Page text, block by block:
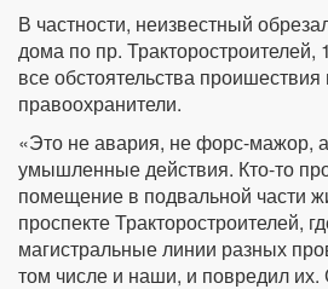
В частности, неизвестный
дома по пр.
все обстоятельства
правоохранители.
«Это не авария, не форс-мажор,
умышленные действия. Кто-то
помещение в подвальной части
проспекте Тракторостроителей,
магистральные линии разных
том числе и наши, и повредил